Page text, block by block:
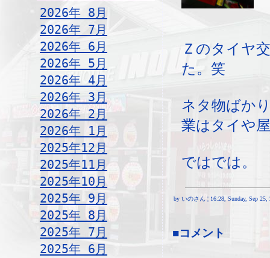
2026年 8月
2026年 7月
2026年 6月
2026年 5月
2026年 4月
2026年 3月
2026年 2月
2026年 1月
2025年12月
2025年11月
2025年10月
2025年 9月
2025年 8月
2025年 7月
2025年 6月
Ｚのタイヤ
た。笑
ネタ物ばか
業はタイや
ではでは。
by いのさん ¦ 16:28, Sunday, Sep 25,
■コメント